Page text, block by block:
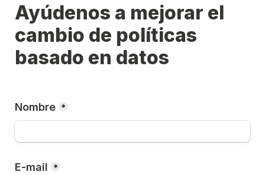
Ayúdenos a mejorar el
cambio de políticas
basado en datos
Nombre *
E-mail *